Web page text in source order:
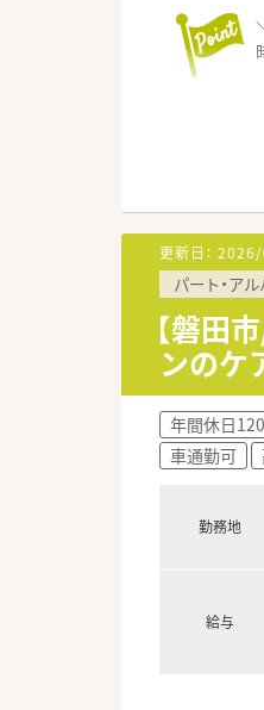
更新日：
パート・ア
【磐田
ンのケ
年間休日
車通勤可
勤務地
給与